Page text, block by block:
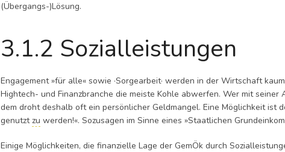
(Übergangs-)Lösung.
3.1.2 Sozialleistungen
Engagement »für alle« sowie ·Sorgearbeit· werden in der Wirtschaft
Hightech- und Finanzbranche die meiste Kohle abwerfen. Wer mit
dem droht deshalb oft ein persönlicher Geldmangel. Eine Möglichkeit ist
genutztzu werden!«. Sozusagen im Sinne eines »Staatlichen
Einige Möglichkeiten, die finanzielle Lage der GemÖk durch